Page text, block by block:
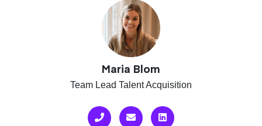
Maria Blom
Team Lead Talent Acquisition